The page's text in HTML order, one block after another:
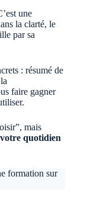
une
la clarté, le
par sa
: résumé de
faire gagner
mais
quotidien
formation sur